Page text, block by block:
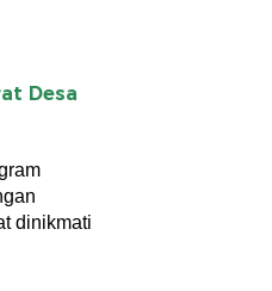
Desa
dinikmati